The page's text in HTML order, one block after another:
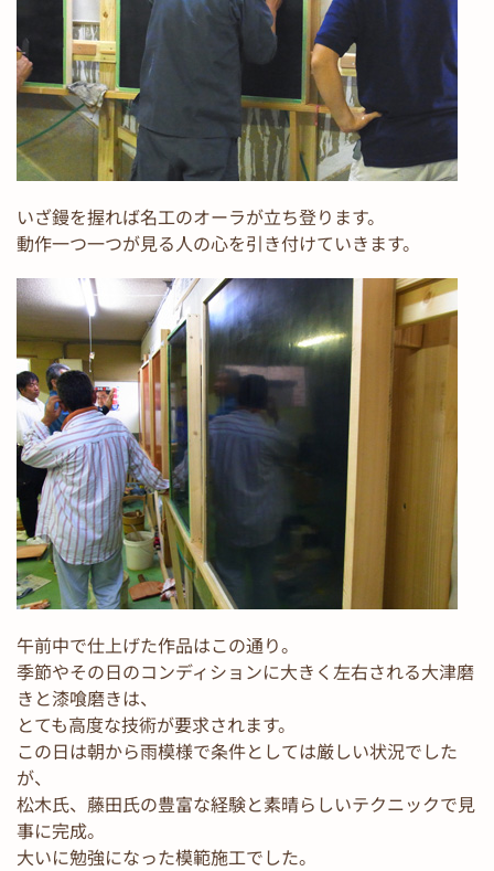
いざ鏝を握れば名工のオーラが立ち登ります。
動作一つ一つが見る人の心を引き付けていきます。
午前中で仕上げた作品はこの通り。
季節やその日のコンディションに大きく左右される大津磨
きと漆喰磨きは、
とても高度な技術が要求されます。
この日は朝から雨模様で条件としては厳しい状況でした
が、
松木氏、藤田氏の豊富な経験と素晴らしいテクニックで見
事に完成。
大いに勉強になった模範施工でした。